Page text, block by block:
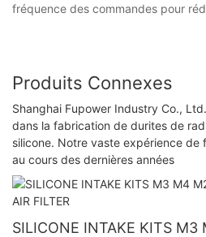
fréquence des commandes pour
Produits Connexes
Shanghai Fupower Industry Co.,
dans la fabrication de durites de
silicone. Notre vaste expérience de
au cours des dernières années
SILICONE INTAKE KITS